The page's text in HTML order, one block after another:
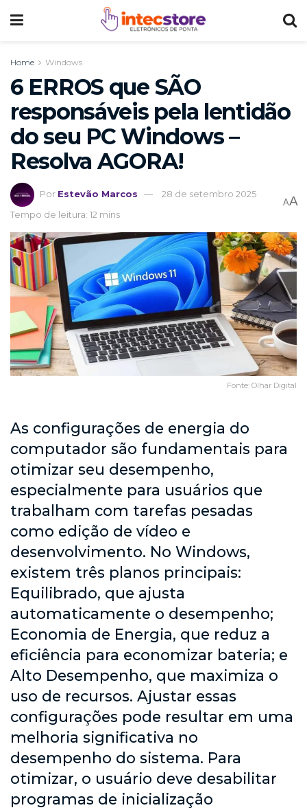
Home Windows
6 ERROS que SÃO
responsáveis pela lentidão
do seu PC Windows –
Resolva AGORA!
Por Estevão Marcos
28 de setembro 2025
Tempo de leitura: 12 mins
AA
Fonte: Olhar Digital
As configurações de energia do
computador são fundamentais para
otimizar seu desempenho,
especialmente para usuários que
trabalham com tarefas pesadas
como edição de vídeo e
desenvolvimento. No Windows,
existem três planos principais:
Equilibrado, que ajusta
automaticamente o desempenho;
Economia de Energia, que reduz a
eficiência para economizar bateria; e
Alto Desempenho, que maximiza o
uso de recursos. Ajustar essas
configurações pode resultar em uma
melhoria significativa no
desempenho do sistema. Para
otimizar, o usuário deve desabilitar
programas de inicialização